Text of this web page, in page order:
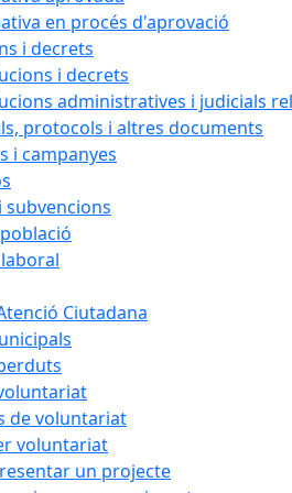
en procés d'aprovació
i decrets
i decrets
administratives i judicials
protocols i altres documents
i campanyes
subvencions
Ciutadana
de voluntariat
voluntariat
un projecte